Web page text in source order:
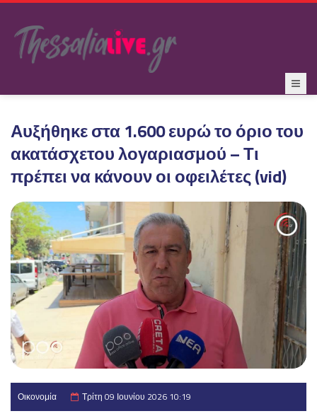
Αυξήθηκε στα 1.600 ευρώ το όριο του
ακατάσχετου λογαριασμού – Τι
πρέπει να κάνουν οι οφειλέτες (vid)
Οικονομία Τρίτη 09 Ιουνίου 2026 10:19